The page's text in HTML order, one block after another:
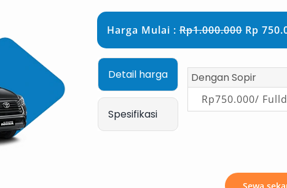
sebelumnya, akses ke berbagai
lokasi terpencil memang
dan efisien.
Mobil di Bangka
dan
lebih praktis, terutama di wilayah
utama yang relevan dan bernilai
Harga Mulai :Rp1.000.000Rp
Detail harga
Spesifikasi
Dengan Sopir
Rp750.000/